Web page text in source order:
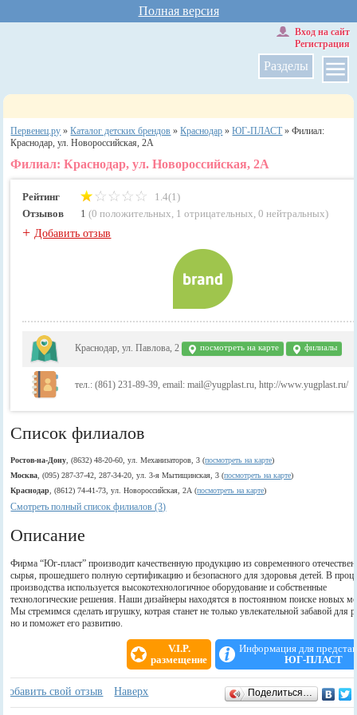
Полная версия
Разделы
Вход на сайт
Регистрация
Первенец.ру »Каталог детских брендов »Краснодар »ЮГ-ПЛАСТ »Филиал:
Краснодар, ул. Новороссийская, 2А
Филиал: Краснодар, ул. Новороссийская, 2А
Рейтинг
1.4(1)
Отзывов
1 (0 положительных, 1 отрицательных,0 нейтральных)
+Добавить отзыв
Краснодар, ул. Павлова, 2 посмотреть на карте филиалы
тел.: (861) 231-89-39, email: mail@yugplast.ru, http://www.yugplast.ru/
Список филиалов
Ростов-на-Дону , (8632) 48-20-60, ул. Механизаторов, 3 (посмотреть на карте)
Москва , (095) 287-37-42, 287-34-20, ул. 3-я Мытищинская, 3 (посмотреть на карте)
Краснодар , (8612) 74-41-73, ул. Новороссийская, 2А (посмотреть на карте)
Смотреть полный список филиалов (3)
Описание
Фирма “Юг-пласт” производит качественную продукцию из современного
сырья, прошедшего полную сертификацию и безопасного для здоровья детей. В
производства используется высокотехнологичное оборудование и собственные
технологические решения. Наши дизайнеры находятся в постоянном поиске новых
Мы стремимся сделать игрушку, котрая станет не только увлекательной забавой для
но и поможет его развитию.
V.I.P.
размещение
Информация для
ЮГ-ПЛАСТ
Отзывы
Добавить свой отзыв Наверх Поделиться…